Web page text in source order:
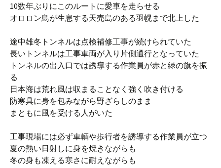
10数年ぶりにこのルートに愛車を走らせる
オロロン鳥が生息する天売島のある羽幌まで北上した
途中雄冬トンネルは点検補修工事が続けられていた
長いトンネルは工事車両が入り片側通行となっていた
トンネルの出入口では誘導する作業員が赤と緑の旗を振
る
日本海は荒れ風は収まることなく強く吹き付ける
防寒具に身を包みながら野ざらしのまま
まともに風を受ける人がいた
工事現場には必ず車輌や歩行者を誘導する作業員が立つ
夏の熱い日射しに身を焼きながらも
冬の身も凍える寒さに耐えながらも